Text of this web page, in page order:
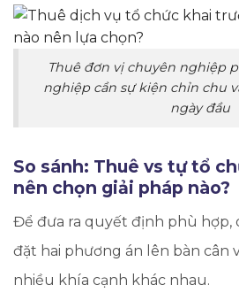
Thuê đơn vị chuyên nghiệp
nghiệp cần sự kiện chỉn chu
ngày đầu
So sánh: Thuê vs tự tổ
nên chọn giải pháp nào?
Để đưa ra quyết định phù hợp,
đặt hai phương án lên bàn cân
nhiều khía cạnh khác nhau.